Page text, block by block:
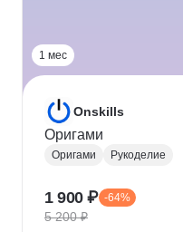
1 мес
Onskills
Оригами
Оригами Рукоделие
1 900 ₽ -64%
5 200 ₽